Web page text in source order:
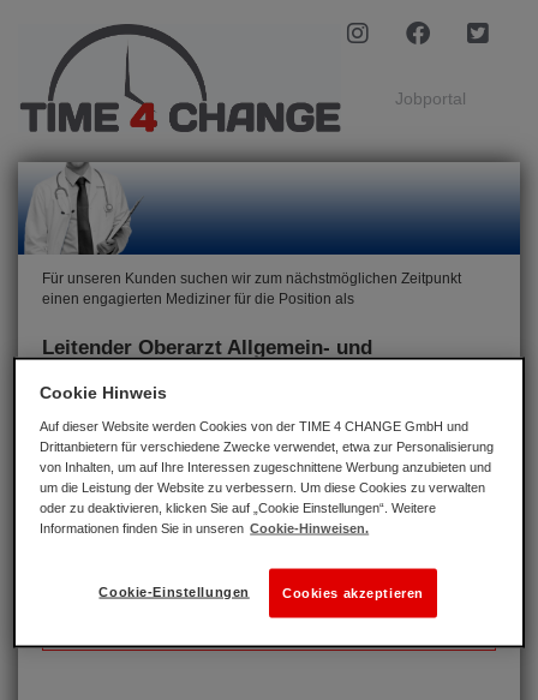
Jobportal
Für unseren Kunden suchen wir zum nächstmöglichen Zeitpunkt
einen engagierten Mediziner für die Position als
Leitender Oberarzt Allgemein- und
Jetzt bewerben
Cookie Hinweis
Auf dieser Website werden Cookies von der TIME 4 CHANGE GmbH und
Drittanbietern für verschiedene Zwecke verwendet, etwa zur Personalisierung
von Inhalten, um auf Ihre Interessen zugeschnittene Werbung anzubieten und
um die Leistung der Website zu verbessern. Um diese Cookies zu verwalten
oder zu deaktivieren, klicken Sie auf „Cookie Einstellungen“. Weitere
Informationen finden Sie in unseren Cookie-Hinweisen.
Cookies akzeptieren
Cookie-Einstellungen